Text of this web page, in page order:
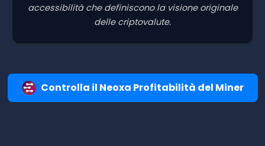
accessibilità che definiscono la visione originale
delle criptovalute.
Controlla il Neoxa Profitabilità del Miner